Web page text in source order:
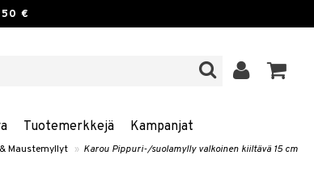
€
Tuotemerkkejä Kampanjat
Maustemyllyt » Karou Pippuri-/suolamylly valkoinen kiiltävä 15 cm